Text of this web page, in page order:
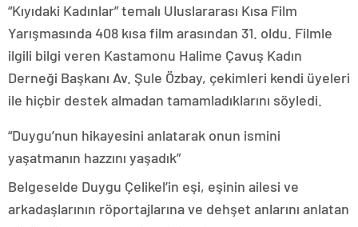
“Kıyıdaki Kadınlar” temalı Uluslararası Kısa Film
Yarışmasında 408 kısa film arasından 31. oldu. Filmle
ilgili bilgi veren Kastamonu Halime Çavuş Kadın
Derneği Başkanı Av. Şule Özbay, çekimleri kendi üyeleri
ile hiçbir destek almadan tamamladıklarını söyledi.
“Duygu’nun hikayesini anlatarak onun ismini
yaşatmanın hazzını yaşadık”
Belgeselde Duygu Çelikel’in eşi, eşinin ailesi ve
arkadaşlarının röportajlarına ve dehşet anlarını anlatan